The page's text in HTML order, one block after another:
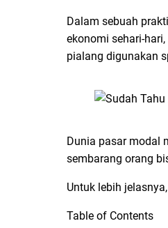
Dalam sebuah
ekonomi sehari-
pialang digunakan
Dunia pasar modal
sembarang orang
Untuk lebih
Table of Contents